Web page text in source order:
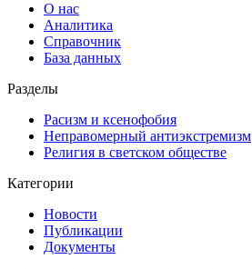
О нас
Аналитика
Справочник
База данных
Разделы
Расизм и ксенофобия
Неправомерный антиэкстремизм
Религия в светском обществе
Категории
Новости
Публикации
Документы